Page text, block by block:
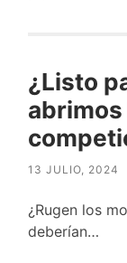
¿Listo
13 JULIO, 2024
¿Rugen los
deberían…